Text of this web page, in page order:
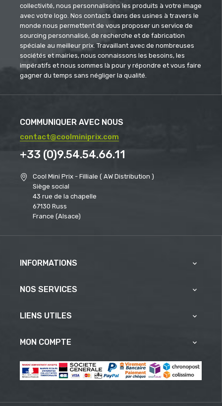
collectivité, nous personnalisons les produits à votre image
avec votre logo. Nos contacts dans des usines à travers le
monde nous permettent de vous proposer un service de
sourcing personnalisé, de recherche et de fabrication
spéciale au meilleur prix. Travaillant avec de nombreuses
sociétés et mairies, nous connaissons les besoins, les
impératifs et nous sommes là pour y répondre et vous faire
gagner du temps sans négliger la qualité.
COMMUNIQUER AVEC NOUS
contact@coolminiprix.com
+33 (0)9.54.54.66.11
Cool Mini Prix - Filliale ( AW Distribution )
Siège social
43 rue de la chapelle
67130 Russ
France (Alsace)
INFORMATIONS 
NOS SERVICES 
LIENS UTILES 
MON COMPTE 